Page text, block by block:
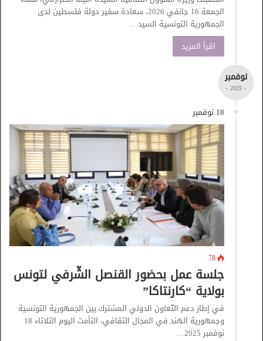
الجمعة 16 جانفي 2026، سعادة سفير دولة فلسطين لدى
الجمهورية التونسية السيد…
اقرأ المزيد
نوفمبر
- 2025 -
18 نوفمبر
78
جلسة عمل بحضور القنصل الشّرفي لتونس
بولاية “كارنتاكا”
في إطار دعم التّعاون الدولي المشترك بين الجمهورية التونسية
وجمهورية الهند في المجال الثقافي، التأمت اليوم الثلاثاء 18
نوفمبر 2025…